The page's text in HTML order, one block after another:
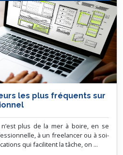
les plus fréquents sur
plus de la mer à boire, en se
à un freelancer ou à soi-
qui facilitent la tâche, on ...